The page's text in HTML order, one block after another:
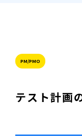
PM/PMO
テスト計画